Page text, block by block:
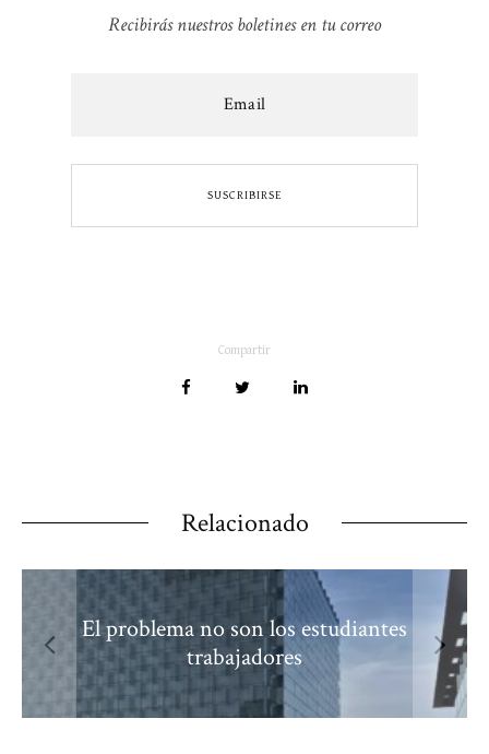
Recibirás nuestros boletines en tu correo
Compartir
Relacionado
El problema no son los estudiantes
trabajadores